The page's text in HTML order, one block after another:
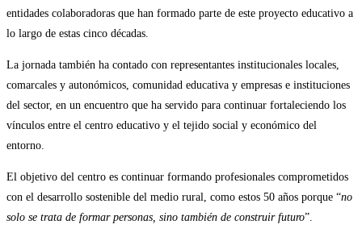
entidades colaboradoras que han formado parte de este proyecto educativo a
lo largo de estas cinco décadas.
La jornada también ha contado con representantes institucionales locales,
comarcales y autonómicos, comunidad educativa y empresas e instituciones
del sector, en un encuentro que ha servido para continuar fortaleciendo los
vínculos entre el centro educativo y el tejido social y económico del
entorno.
El objetivo del centro es continuar formando profesionales comprometidos
con el desarrollo sostenible del medio rural, como estos 50 años porque “no
solo se trata de formar personas, sino también de construir futuro”.